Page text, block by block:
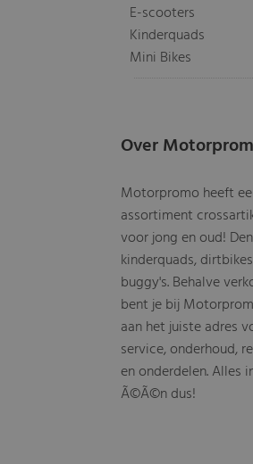
E-scooters
Kinderquads
Mini Bikes
Over
Motorpromo heeft
assortiment
voor jong en oud!
kinderquads,
buggy's. Behalve
bent je bij
aan het juiste adres
service, onderhoud,
en onderdelen. Alles
Ã©Ã©n dus!